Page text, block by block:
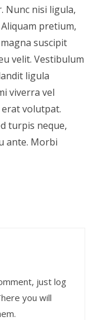
Nunc nisi ligula,
pretium,
suscipit
velit. Vestibulum
ligula
viverra vel
erat volutpat.
turpis neque,
ante. Morbi
just log
you will